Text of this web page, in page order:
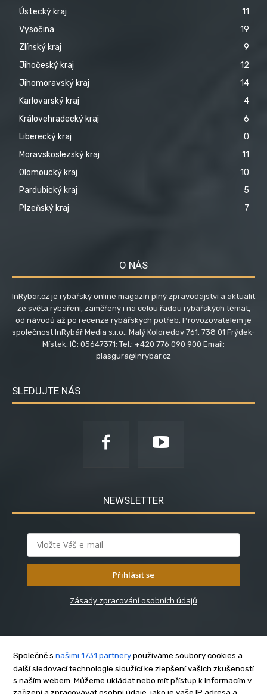
Ústecký kraj
11
Vysočina
19
Zlínský kraj
9
Jihočeský kraj
12
Jihomoravský kraj
14
Karlovarský kraj
4
Královehradecký kraj
6
Liberecký kraj
0
Moravskoslezský kraj
11
Olomoucký kraj
10
Pardubický kraj
5
Plzeňský kraj
7
O NÁS
InRybar.cz je rybářský online magazín plný zpravodajství a aktualit
ze světa rybaření, zaměřený i na celou řadou rybářských témat,
od návodů až po recenze rybářských potřeb. Provozovatelem je
společnost InRybář Media s.r.o., Malý Koloredov 761, 738 01 Frýdek-
Místek, IČ: 05647371; Tel.: +420 776 090 900 Email:
plasgura@inrybar.cz
SLEDUJTE NÁS
NEWSLETTER
Přihlásit se
Zásady zpracování osobních údajů
O nás
Společně s našimi 1731 partnery používáme soubory cookies a
další sledovací technologie sloužící ke zlepšení vašich zkušeností
s naším webem. Můžeme ukládat nebo mít přístup k informacím v